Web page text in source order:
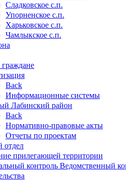
Сладковское с.п.
Упорненское с.п.
Харьковское с.п.
Чамлыкское с.п.
Back
Информационные системы
Лабинский район
Back
Нормативно-правовые акты
Отчеты по проектам
отдел
прилегающей территории
контроль Ведомственный